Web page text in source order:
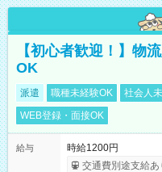
【初心者歓迎！】物
OK
派遣 職種未経験OK 社会人
WEB登録・面接OK
給与
時給1200円
交通費別途支給あ